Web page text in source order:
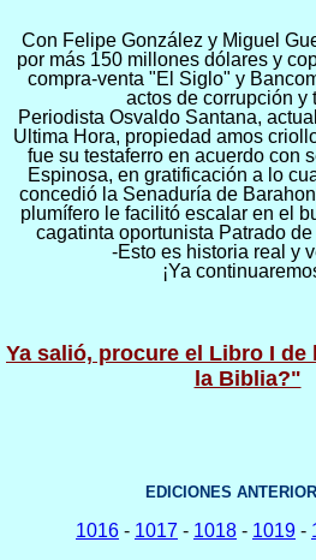
Con Felipe González y Miguel
por más 150 millones dólares y
compra-venta "El Siglo" y
actos de corrupción y
Periodista Osvaldo Santana,
Ultima Hora, propiedad amos
fue su testaferro en acuerdo con
Espinosa, en gratificación a lo
concedió la Senaduría de
plumífero le facilitó escalar en el
cagatinta oportunista Patrado
-Esto es historia real y
¡Ya
Ya salió, procure el Libro I de
la Biblia?"
EDICIONES
1016 - 1017 - 1018 - 1019 -